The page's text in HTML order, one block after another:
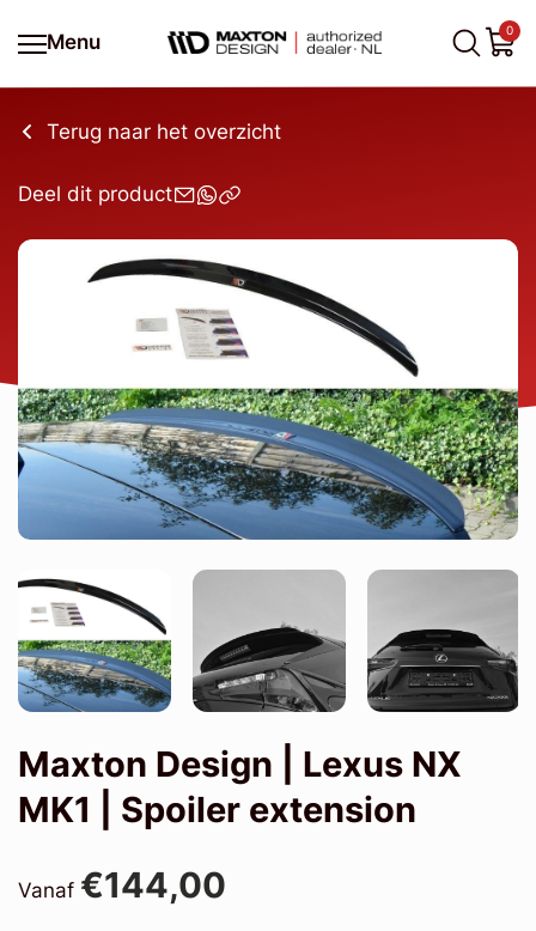
Menu
0
Terug naar het overzicht
Deel dit product
Maxton Design | Lexus NX
MK1 | Spoiler extension
Vanaf €144,00